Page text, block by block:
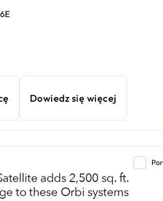
Dowiedz się więcej